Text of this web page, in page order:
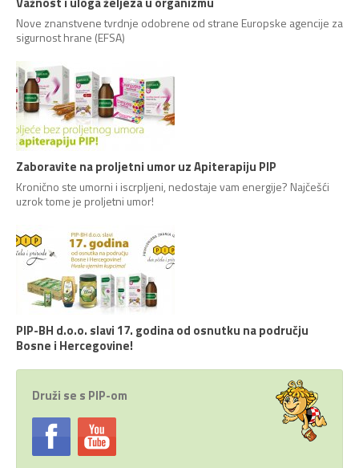
Nove znanstvene tvrdnje odobrene od strane Europske agencije za
sigurnost hrane (EFSA)
Zaboravite na proljetni umor uz Apiterapiju PIP
Kronično ste umorni i iscrpljeni, nedostaje vam energije? Najčešći
uzrok tome je proljetni umor!
PIP-BH d.o.o. slavi 17. godina od osnutku na području
Bosne i Hercegovine!
Druži se s PIP-om